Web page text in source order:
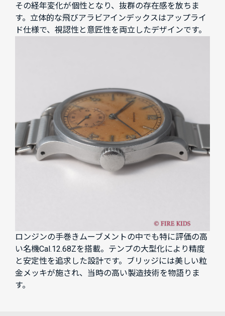
その経年変化が個性となり、抜群の存在感を放ちま
す。立体的な飛びアラビアインデックスはアップライ
ド仕様で、視認性と意匠性を両立したデザインです。
ロンジンの手巻きムーブメントの中でも特に評価の高
い名機Cal.12.68Zを搭載。テンプの大型化により精度
と安定性を追求した設計です。ブリッジには美しい粒
金メッキが施され、当時の高い製造技術を物語りま
す。